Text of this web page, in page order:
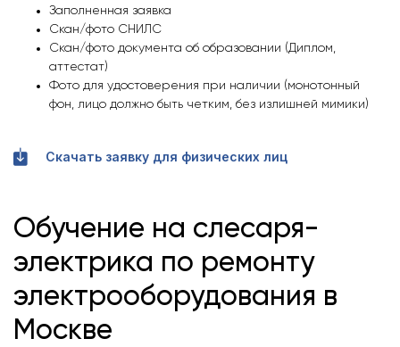
Заполненная заявка
Скан/фото СНИЛС
Скан/фото документа об образовании (Диплом,
аттестат)
Фото для удостоверения при наличии (монотонный
фон, лицо должно быть четким, без излишней мимики)
Скачать заявку для физических лиц
Обучение на слесаря-
электрика по ремонту
электрооборудования в
Москве